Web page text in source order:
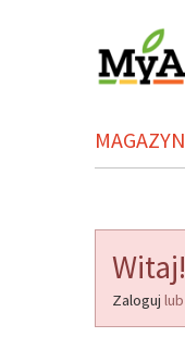
MAGAZYN
Witaj!
Zaloguj lub